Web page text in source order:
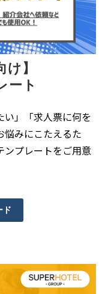
け】
ート
い」「求人票に何を
悩みにこたえるた
ンプレートをご用意
ド